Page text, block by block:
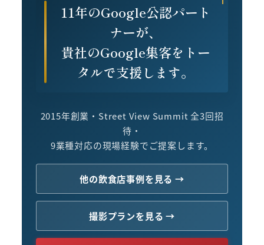
11年のGoogle公認パート
ナーが、
貴社のGoogle集客をトー
タルで支援します。
2015年創業・Street View Summit 全3回招
待・
9業種対応の現場経験でご提案します。
他の飲食店事例を見る →
撮影プランを見る →